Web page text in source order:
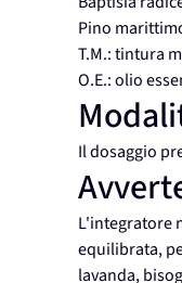
Pino
T.M.: tintura
O.E.: olio
Il dosaggio
L'integratore
equilibrata,
lavanda,